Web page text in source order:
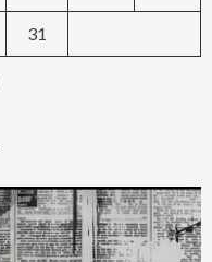
31